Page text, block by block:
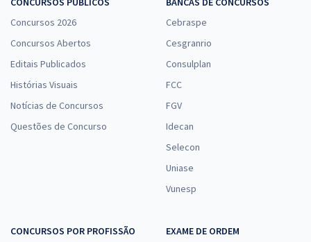
Concursos 2026
Concursos Abertos
Editais Publicados
Histórias Visuais
Notícias de Concursos
Questões de Concurso
Cebraspe
Cesgranrio
Consulplan
FCC
FGV
Idecan
Selecon
Uniase
Vunesp
CONCURSOS POR PROFISSÃO
EXAME DE ORDEM